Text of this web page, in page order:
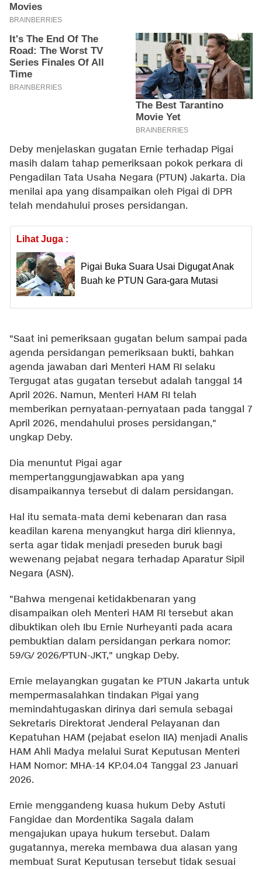
Deby menjelaskan gugatan Ernie terhadap Pigai
masih dalam tahap pemeriksaan pokok perkara di
Pengadilan Tata Usaha Negara (PTUN) Jakarta. Dia
menilai apa yang disampaikan oleh Pigai di DPR
telah mendahului proses persidangan.
Lihat Juga :
Pigai Buka Suara Usai Digugat Anak
Buah ke PTUN Gara-gara Mutasi
"Saat ini pemeriksaan gugatan belum sampai pada
agenda persidangan pemeriksaan bukti, bahkan
agenda jawaban dari Menteri HAM RI selaku
Tergugat atas gugatan tersebut adalah tanggal 14
April 2026. Namun, Menteri HAM RI telah
memberikan pernyataan-pernyataan pada tanggal 7
April 2026, mendahului proses persidangan,"
ungkap Deby.
Dia menuntut Pigai agar
mempertanggungjawabkan apa yang
disampaikannya tersebut di dalam persidangan.
Hal itu semata-mata demi kebenaran dan rasa
keadilan karena menyangkut harga diri kliennya,
serta agar tidak menjadi preseden buruk bagi
wewenang pejabat negara terhadap Aparatur Sipil
Negara (ASN).
"Bahwa mengenai ketidakbenaran yang
disampaikan oleh Menteri HAM RI tersebut akan
dibuktikan oleh Ibu Ernie Nurheyanti pada acara
pembuktian dalam persidangan perkara nomor:
59/G/ 2026/PTUN-JKT," ungkap Deby.
Ernie melayangkan gugatan ke PTUN Jakarta untuk
mempermasalahkan tindakan Pigai yang
memindahtugaskan dirinya dari semula sebagai
Sekretaris Direktorat Jenderal Pelayanan dan
Kepatuhan HAM (pejabat eselon IIA) menjadi Analis
HAM Ahli Madya melalui Surat Keputusan Menteri
HAM Nomor: MHA-14 KP.04.04 Tanggal 23 Januari
2026.
Ernie menggandeng kuasa hukum Deby Astuti
Fangidae dan Mordentika Sagala dalam
mengajukan upaya hukum tersebut. Dalam
gugatannya, mereka membawa dua alasan yang
membuat Surat Keputusan tersebut tidak sesuai